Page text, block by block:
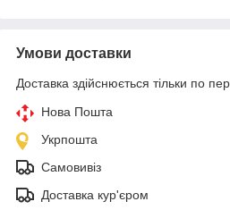
Умови доставки
Доставка здійснюється тільки по
Нова Пошта
Укрпошта
Самовивіз
Доставка кур'єром